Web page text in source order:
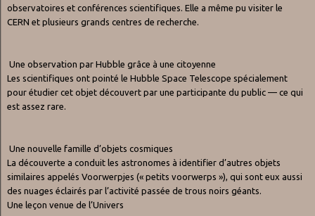
observatoires et conférences scientifiques. Elle a même pu visiter le
CERN et plusieurs grands centres de recherche.
Une observation par Hubble grâce à une citoyenne
Les scientifiques ont pointé le Hubble Space Telescope spécialement
pour étudier cet objet découvert par une participante du public — ce qui
est assez rare.
Une nouvelle famille d’objets cosmiques
La découverte a conduit les astronomes à identifier d’autres objets
similaires appelés Voorwerpjes (« petits voorwerps »), qui sont eux aussi
des nuages éclairés par l’activité passée de trous noirs géants.
Une leçon venue de l’Univers